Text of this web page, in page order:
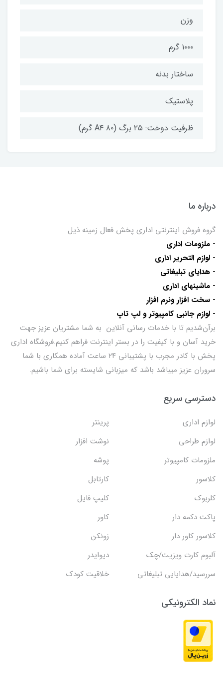
وزن
۱۰۰۰ گرم
ساختار بدنه
پلاستیک
ظرفیت دوخت: ۲۵ برگ (A۴ ۸۰ گرم)
درباره ما
گروه فروش اینترنتی اداری پخش فعال زمینه ذیل
- ملزومات اداری
- لوازم التحریر اداری
- هدایای تبلیغاتی
- ماشینهای اداری
- سخت افزار ونرم افزار
- لوازم جانبی کامپیوتر و لپ تاپ
برآن‌شدیم تا با خدمات رسانی آنلاین به شما مشتریان عزیز جهت
خرید آسان و با کیفیت را در بستر اینترنت فراهم کنیم.فروشگاه اداری
پخش با کادر مجرب با پشتیبانی ۲۴ ساعت آماده همکاری با شما
سروران عزیز میباشد باشد که میزبانی شایسته برای شما باشیم.
دسترسی سریع
لوازم اداری
پرینتر
لوازم طراحی
نوشت افزار
ملزومات کامپیوتر
پوشه
کلاسور
کارتابل
کلربوک
کلیپ فایل
پاکت دکمه دار
کاور
کلاسور کاور دار
زونکن
آلبوم کارت ویزیت/چک
دیوایدر
سررسید/هدایایی تبلیغاتی
خلاقیت کودک
نماد الکترونیکی